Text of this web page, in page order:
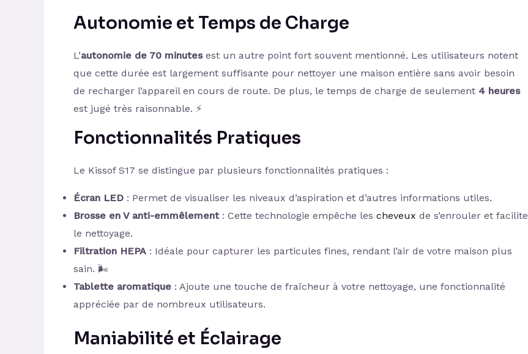
Autonomie et Temps de Charge
L’autonomie de 70 minutesest un autre point fort souvent mentionné. Les utilisateurs notent
que cette durée est largement suffisante pour nettoyer une maison entière sans avoir besoin
de recharger l’appareil en cours de route. De plus, le temps de charge de seulement 4 heures
est jugé très raisonnable. ⚡️
Fonctionnalités Pratiques
Le Kissof S17 se distingue par plusieurs fonctionnalités pratiques :
Écran LED : Permet de visualiser les niveaux d’aspiration et d’autres informations utiles.
Brosse en V anti-emmêlement: Cette technologie empêche les cheveux de s’enrouler et facilite
le nettoyage.
Filtration HEPA : Idéale pour capturer les particules fines, rendant l’air de votre maison plus
sain. 🌬️
Tablette aromatique : Ajoute une touche de fraîcheur à votre nettoyage, une fonctionnalité
appréciée par de nombreux utilisateurs.
Maniabilité et Éclairage